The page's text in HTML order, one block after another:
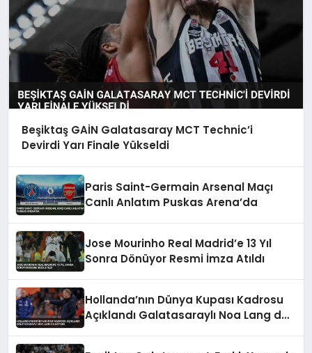
Beşiktaş GAİN Galatasaray MCT Technic’i
Devirdi Yarı Finale Yükseldi
Paris Saint-Germain Arsenal Maçı
Canlı Anlatım Puskas Arena’da
Jose Mourinho Real Madrid’e 13 Yıl
Sonra Dönüyor Resmi İmza Atıldı
Hollanda’nın Dünya Kupası Kadrosu
Açıklandı Galatasaraylı Noa Lang da